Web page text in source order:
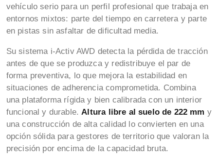
vehículo serio para un perfil profesional que trabaja en
entornos mixtos: parte del tiempo en carretera y parte
en pistas sin asfaltar de dificultad media.
Su sistema i-Activ AWD detecta la pérdida de tracción
antes de que se produzca y redistribuye el par de
forma preventiva, lo que mejora la estabilidad en
situaciones de adherencia comprometida. Combina
una plataforma rígida y bien calibrada con un interior
funcional y durable.Altura libre al suelo de 222 mm y
una construcción de alta calidad lo convierten en una
opción sólida para gestores de territorio que valoran la
precisión por encima de la capacidad bruta.